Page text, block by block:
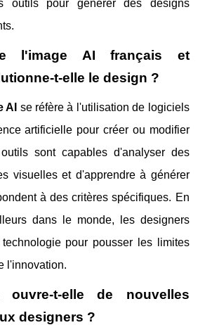
outils pour générer des designs
l'image AI français et
t-elle le design ?
AI se réfère à l'utilisation de logiciels
artificielle pour créer ou modifier
sont capables d'analyser des
visuelles et d'apprendre à générer
à des critères spécifiques. En
dans le monde, les designers
pour pousser les limites
l'innovation.
ouvre-t-elle de nouvelles
designers ?